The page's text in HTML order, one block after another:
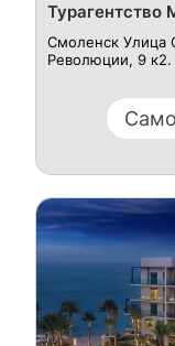
Турагентство
Смоленск Улица
Революции, 9 к2.